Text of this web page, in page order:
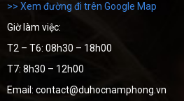
>> Xem đường đi trên Google Map
Giờ làm việc:
T2 – T6: 08h30 – 18h00
T7: 8h30 – 12h00
Email: contact@duhocnamphong.vn